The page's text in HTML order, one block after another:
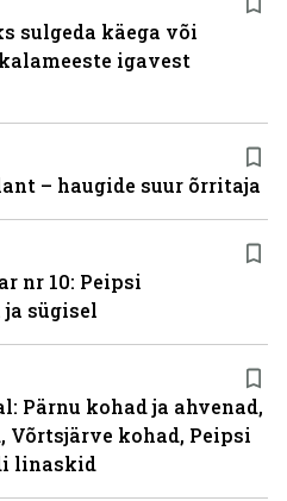
sulgeda käega või
igavest
– haugide suur õrritaja
nr 10: Peipsi
sügisel
Pärnu kohad ja ahvenad,
Võrtsjärve kohad, Peipsi
linaskid